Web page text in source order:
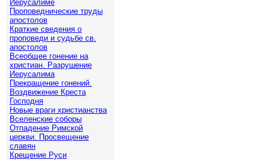
Иерусалиме
Проповеднические труды
апостолов
Краткие сведения о
проповеди и судьбе св.
апостолов
Всеобщее гонение на
христиан. Разрушение
Иерусалима
Прекращение гонений.
Воздвижение Креста
Господня
Новые враги христианства
Вселенские соборы
Отпадение Римской
церкви. Просвещение
славян
Крещение Руси